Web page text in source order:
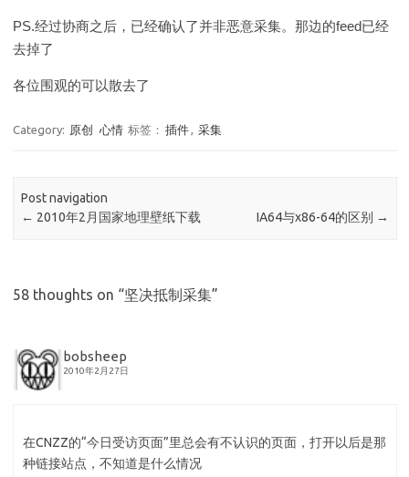
PS.经过协商之后，已经确认了并非恶意采集。那边的feed已经
去掉了
各位围观的可以散去了
Category: 原创 心情 标签： 插件, 采集
Post navigation
← 2010年2月国家地理壁纸下载 IA64与x86-64的区别 →
58 thoughts on “坚决抵制采集”
bobsheep
2010年2月27日
在CNZZ的“今日受访页面”里总会有不认识的页面，打开以后是那
种链接站点，不知道是什么情况